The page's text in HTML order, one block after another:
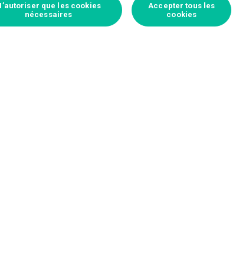
Connectez-vous pour parier
que les cookies
nécessaires
Accepter tous les
cookies